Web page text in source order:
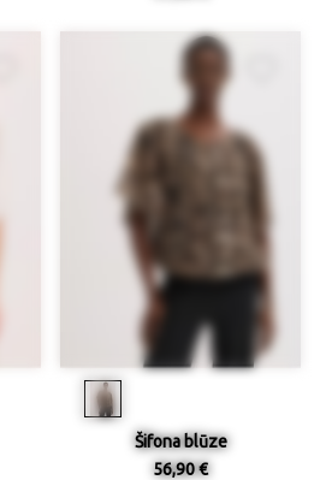
Šifona blūze
56,90 €